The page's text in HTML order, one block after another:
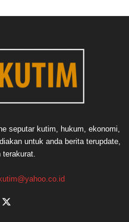
seputar kutim, hukum, ekonomi,
untuk anda berita terupdate,